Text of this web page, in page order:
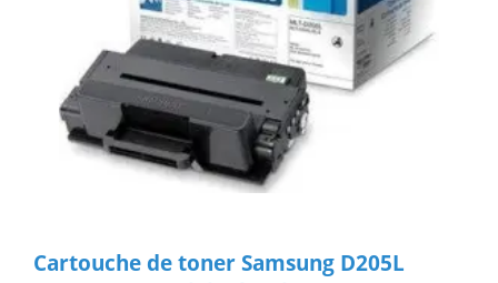
Cartouche de toner Samsung D205L